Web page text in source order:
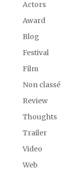
Actors
Award
Blog
Festival
Film
Non classé
Review
Thoughts
Trailer
Video
Web